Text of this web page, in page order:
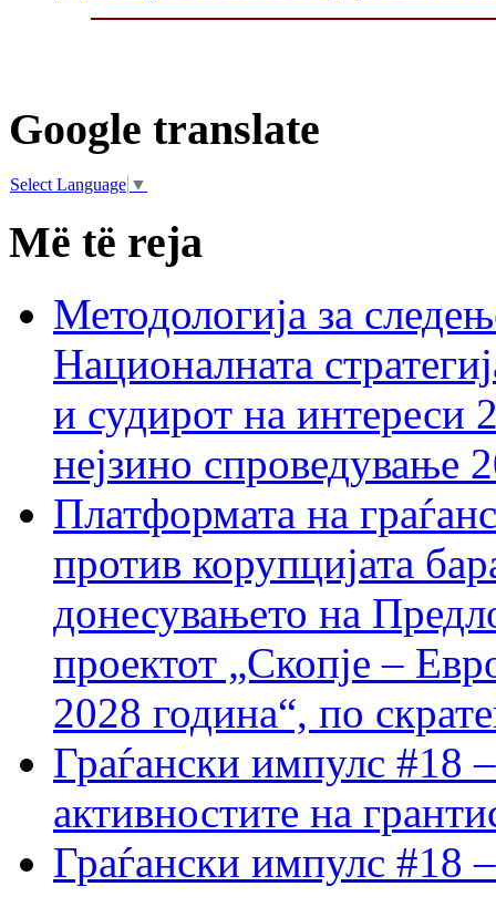
Google translate
Select Language ▼
Më të reja
Методологија за
Националната
и судирот на интереси
нејзино спроведување
Платформата на
против корупцијата
донесувањето на
проектот „Скопје –
2028 година“, по
Граѓански импулс #18
активностите на
Граѓански импулс #18